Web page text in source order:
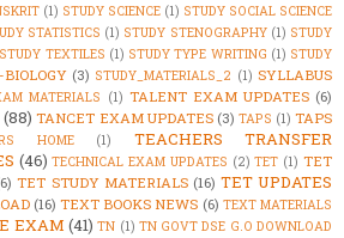
(1) STUDY SCIENCE (1) STUDY SOCIAL SCIENCE
STATISTICS (1) STUDY STENOGRAPHY (1) STUDY
STUDY TEXTILES (1) STUDY TYPE WRITING (1) STUDY
BIOLOGY (3) STUDY_MATERIALS_2 (1) SYLLABUS
MATERIALS (1) TALENT EXAM UPDATES (6)
(88) TANCET EXAM UPDATES (3) TAPS (1) TAPS
HOME (1)
TEACHERS TRANSFER
(46) TECHNICAL EXAM UPDATES (2) TET (1) TET
TET STUDY MATERIALS (16) TET UPDATES
(16) TEXT BOOKS NEWS (6) TEXT MATERIALS
EXAM (41) TN (1) TN GOVT DSE G.O DOWNLOAD